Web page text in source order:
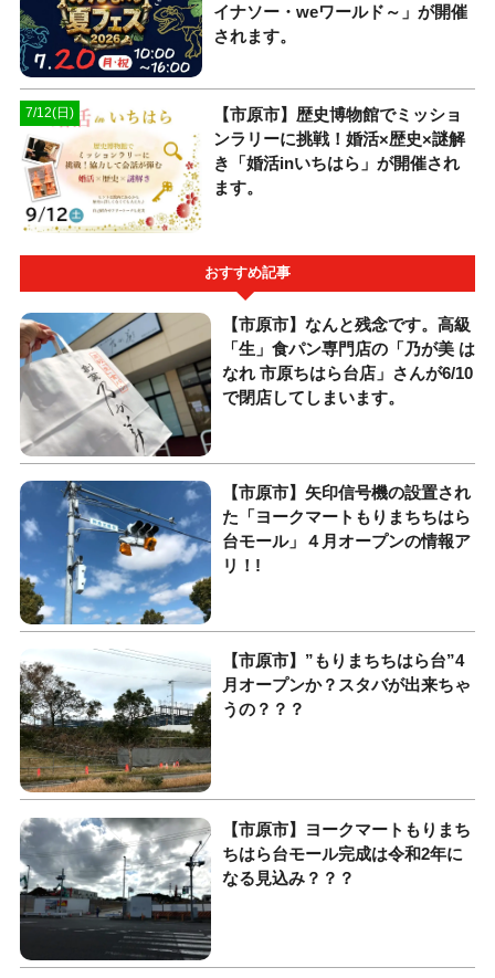
イナソー・weワールド～」が開催
されます。
7/12(日)
【市原市】歴史博物館でミッショ
ンラリーに挑戦！婚活×歴史×謎解
き「婚活inいちはら」が開催され
ます。
おすすめ記事
【市原市】なんと残念です。高級
「生」食パン専門店の「乃が美 は
なれ 市原ちはら台店」さんが6/10
で閉店してしまいます。
【市原市】矢印信号機の設置され
た「ヨークマートもりまちちはら
台モール」４月オープンの情報ア
リ！!
【市原市】”もりまちちはら台”4
月オープンか？スタバが出来ちゃ
うの？？？
【市原市】ヨークマートもりまち
ちはら台モール完成は令和2年に
なる見込み？？？